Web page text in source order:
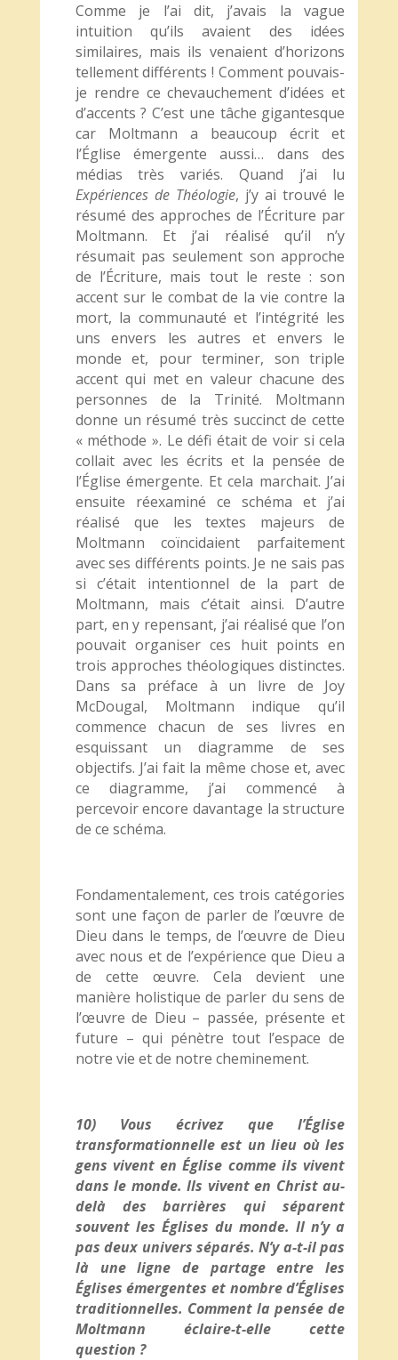
Comme je l’ai dit, j’avais la vague
intuition qu’ils avaient des idées
similaires, mais ils venaient d’horizons
tellement différents ! Comment pouvais-
je rendre ce chevauchement d’idées et
d’accents ? C’est une tâche gigantesque
car Moltmann a beaucoup écrit et
l’Église émergente aussi… dans des
médias très variés. Quand j’ai lu
Expériences de Théologie, j’y ai trouvé le
résumé des approches de l’Écriture par
Moltmann. Et j’ai réalisé qu’il n’y
résumait pas seulement son approche
de l’Écriture, mais tout le reste : son
accent sur le combat de la vie contre la
mort, la communauté et l’intégrité les
uns envers les autres et envers le
monde et, pour terminer, son triple
accent qui met en valeur chacune des
personnes de la Trinité. Moltmann
donne un résumé très succinct de cette
« méthode ». Le défi était de voir si cela
collait avec les écrits et la pensée de
l’Église émergente. Et cela marchait. J’ai
ensuite réexaminé ce schéma et j’ai
réalisé que les textes majeurs de
Moltmann coïncidaient parfaitement
avec ses différents points. Je ne sais pas
si c’était intentionnel de la part de
Moltmann, mais c’était ainsi. D’autre
part, en y repensant, j’ai réalisé que l’on
pouvait organiser ces huit points en
trois approches théologiques distinctes.
Dans sa préface à un livre de Joy
McDougal, Moltmann indique qu’il
commence chacun de ses livres en
esquissant un diagramme de ses
objectifs. J’ai fait la même chose et, avec
ce diagramme, j’ai commencé à
percevoir encore davantage la structure
de ce schéma.
Fondamentalement, ces trois catégories
sont une façon de parler de l’œuvre de
Dieu dans le temps, de l’œuvre de Dieu
avec nous et de l’expérience que Dieu a
de cette œuvre. Cela devient une
manière holistique de parler du sens de
l’œuvre de Dieu – passée, présente et
future – qui pénètre tout l’espace de
notre vie et de notre cheminement.
10) Vous écrivez que l’Église
transformationnelle est un lieu où les
gens vivent en Église comme ils vivent
dans le monde. Ils vivent en Christ au-
delà des barrières qui séparent
souvent les Églises du monde. Il n’y a
pas deux univers séparés. N’y a-t-il pas
là une ligne de partage entre les
Églises émergentes et nombre d’Églises
traditionnelles. Comment la pensée de
Moltmann éclaire-t-elle cette
question ?